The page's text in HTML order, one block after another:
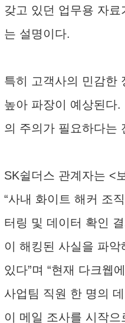
갖고 있던 업무용 자
는 설명이다.
특히 고객사의 민감한
높아 파장이 예상된다
의 주의가 필요하다는
SK쉴더스 관계자는 <
“사내 화이트 해커 조
터링 및 데이터 확인
이 해킹된 사실을 파
있다”며 “현재 다크웹
사업팀 직원 한 명의
이 메일 조사를 시작으